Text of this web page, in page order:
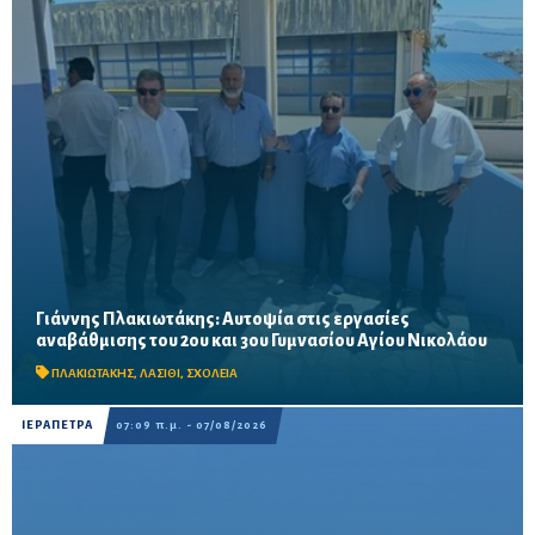
Γιάννης Πλακιωτάκης: Αυτοψία στις εργασίες
αναβάθμισης του 2ου και 3ου Γυμνασίου Αγίου Νικολάου
ΠΛΑΚΙΩΤΑΚΗΣ, ΛΑΣΙΘΙ, ΣΧΟΛΕΙΑ
Οι παρεμβάσεις του προγράμματος «Μαριέττα Γιαννάκου»
αναμένεται να ολοκληρωθούν πριν από τη νέα σχολική χρονιά –
Προβλέπονται ανακαινίσεις αιθουσών, αύλειων και...
ΙΕΡΑΠΕΤΡΑ 07:09 π.μ. - 07/08/2026